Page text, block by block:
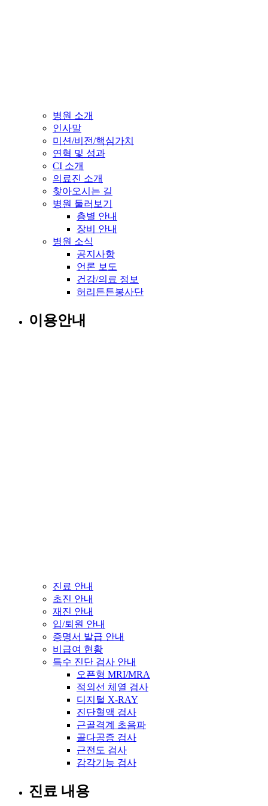
병원 소개
인사말
미션/비전/핵심가치
연혁 및 성과
CI 소개
의료진 소개
찾아오시는 길
병원 둘러보기
층별 안내
장비 안내
병원 소식
공지사항
언론 보도
건강/의료 정보
허리튼튼봉사단
이용안내
진료 안내
초진 안내
재진 안내
입/퇴원 안내
증명서 발급 안내
비급여 현황
특수 진단 검사 안내
오픈형 MRI/MRA
적외선 체열 검사
디지털 X-RAY
진단혈액 검사
근골격계 초음파
골다공증 검사
근전도 검사
감각기능 검사
진료 내용